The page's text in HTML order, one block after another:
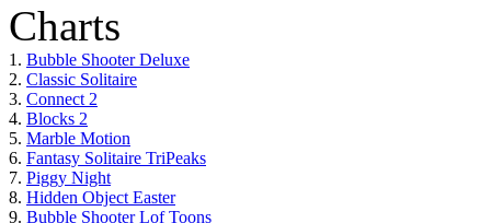
Charts
1. Bubble Shooter Deluxe
2. Classic Solitaire
3. Connect 2
4. Blocks 2
5. Marble Motion
6. Fantasy Solitaire TriPeaks
7. Piggy Night
8. Hidden Object Easter
9. Bubble Shooter Lof Toons